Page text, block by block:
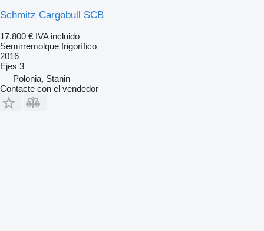
Schmitz Cargobull SCB
17.800 € IVA incluido
Semirremolque frigorífico
2016
Ejes 3
Polonia, Stanin
Contacte con el vendedor